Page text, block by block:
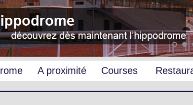
A proximité Courses